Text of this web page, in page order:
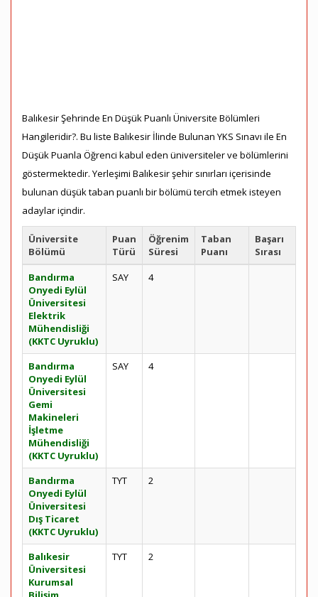
Balıkesir Şehrinde En Düşük Puanlı Üniversite Bölümleri
Hangileridir?. Bu liste Balıkesir İlinde Bulunan YKS Sınavı ile En
Düşük Puanla Öğrenci kabul eden üniversiteler ve bölümlerini
göstermektedir. Yerleşimi Balıkesir şehir sınırları içerisinde
bulunan düşük taban puanlı bir bölümü tercih etmek isteyen
adaylar içindir.
Üniversite
Bölümü
Puan
Türü
Öğrenim
Süresi
Taban
Puanı
Başarı
Sırası
Bandırma
Onyedi Eylül
Üniversitesi
Elektrik
Mühendisliği
(KKTC Uyruklu)
SAY 4
Bandırma
Onyedi Eylül
Üniversitesi
Gemi
Makineleri
İşletme
Mühendisliği
(KKTC Uyruklu)
SAY 4
Bandırma
Onyedi Eylül
Üniversitesi
Dış Ticaret
(KKTC Uyruklu)
TYT 2
Balıkesir
Üniversitesi
Kurumsal
TYT 2